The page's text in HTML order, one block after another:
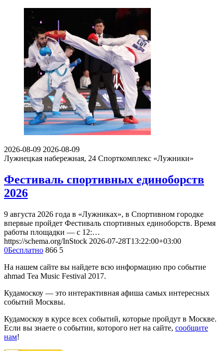
2026-08-09 2026-08-09
Лужнецкая набережная, 24 Спорткомплекс «Лужники»
Фестиваль спортивных единоборств
2026
9 августа 2026 года в «Лужниках», в Спортивном городке
впервые пройдет Фестиваль спортивных единоборств. Время
работы площадки — с 12:…
https://schema.org/InStock 2026-07-28T13:22:00+03:00
0Бесплатно 866 5
На нашем сайте вы найдете всю информацию про событие
ahmad Tea Music Festival 2017.
Кудамоскоу — это интерактивная афиша самых интересных
событий Москвы.
Кудамоскоу в курсе всех событий, которые пройдут в Москве.
Если вы знаете о событии, которого нет на сайте, сообщите
нам!